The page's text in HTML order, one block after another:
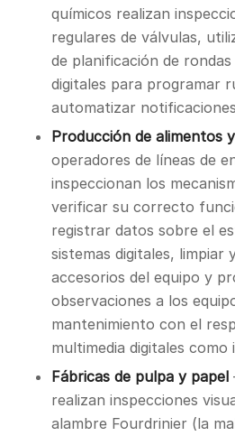
mantenimiento
Descargar
químicos realizan
regulares de válvulas,
de planificación de
digitales para programar
automatizar
Producción de alimentos
operadores de líneas de
inspeccionan los
verificar su correcto
registrar datos sobre el
sistemas digitales, limpiar
accesorios del equipo y
observaciones a los
mantenimiento con el
multimedia digitales como
Fábricas de pulpa y papel
realizan inspecciones
alambre Fourdrinier (la